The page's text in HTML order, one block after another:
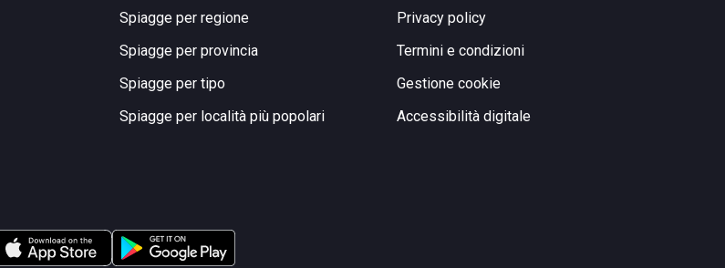
Spiagge per regione
Spiagge per provincia
Spiagge per tipo
Spiagge per località più popolari
Privacy policy
Termini e condizioni
Gestione cookie
Accessibilità digitale